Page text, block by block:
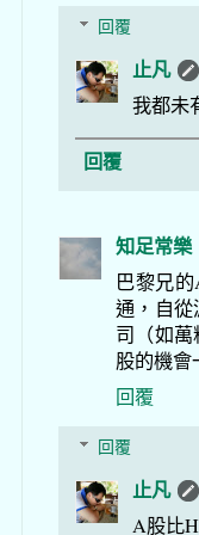
回覆
止凡
我都未
回覆
知足常樂
巴黎兄
通，自
司（如
股的機會
回覆
回覆
止凡
A股比